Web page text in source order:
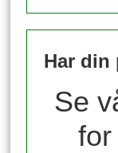
Har din
Se